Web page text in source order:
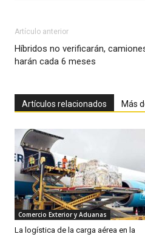
Artículo anterior
Híbridos no verificarán,
harán cada 6 meses
Artículos relacionados Más
Comercio Exterior y Aduanas
La logística de la carga aérea en la